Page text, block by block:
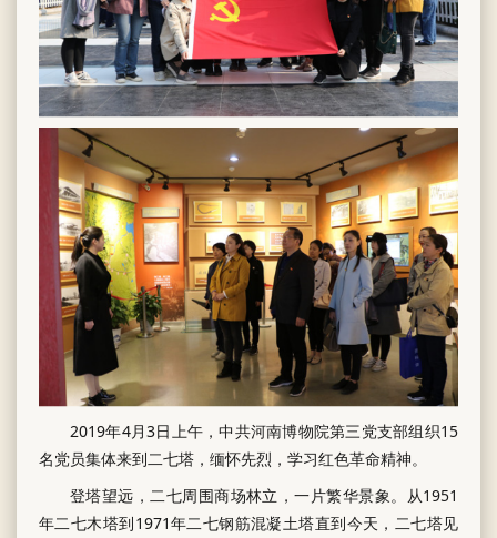
2019年4月3日上午，中共河南博物院第三党支部组织15
名党员集体来到二七塔，缅怀先烈，学习红色革命精神。
登塔望远，二七周围商场林立，一片繁华景象。从1951
年二七木塔到1971年二七钢筋混凝土塔直到今天，二七塔见